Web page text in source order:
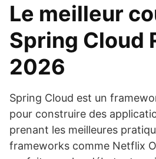
Le meilleur
Spring Cloud
2026
Spring Cloud est un
pour construire des
prenant les meilleures
frameworks comme Netflix